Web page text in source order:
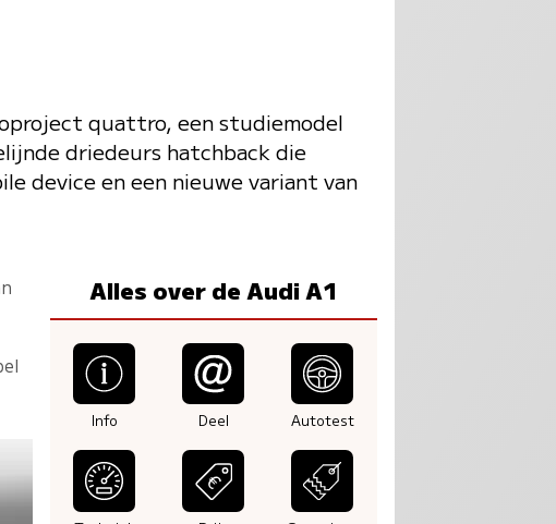
quattro, een studiemodel
driedeurs hatchback die
device en een nieuwe variant van
Alles over de Audi A1
Info Deel Autotest